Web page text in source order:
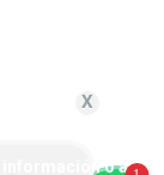
X
información o